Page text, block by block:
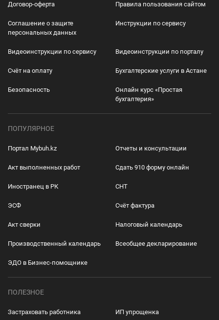
Договор-оферта Правила пользования сайтом
Соглашение о защите
персональных данных
Инструкции по сервису
Видеоинструкции по сервису Видеоинструкции по порталу
Счёт на оплату Бухгалтерские услуги в Астане
Безопасность
Онлайн курс «Простая
бухгалтерия»
ПОПУЛЯРНОЕ
Портал Mybuh.kz Отчеты и консультации
Акт выполненных работ Сдать 910 форму онлайн
Иностранец в РК СНТ
ЭСФ Счёт фактура
Акт сверки Налоговый календарь
Производственный календарь Всеобщее декларирование
ЭДО в Бизнес-помощнике
ПОЛЕЗНОЕ
Застраховать работника ИП упрощенка